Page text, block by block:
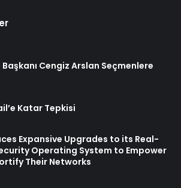
Cengiz Arslan Seçmenlere
Katar Tepkisi
Expansive Upgrades to its Real-
Operating System to Empower
Their Networks